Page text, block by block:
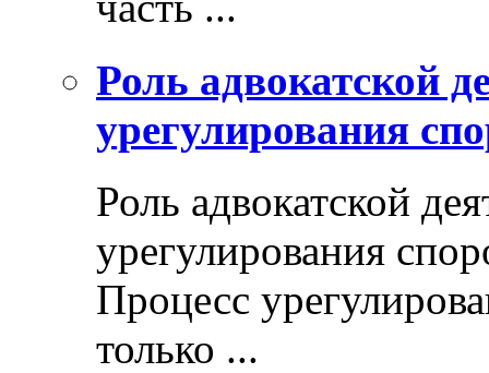
Роль адвокатской
урегулирования
Роль адвокатской
урегулирования
Процесс
только ...